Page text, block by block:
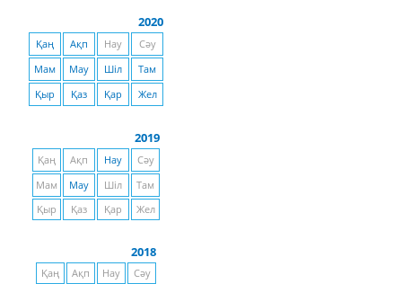
2020
Қаң Ақп Нау
Сәу
Мам
Мау Шіл
Там
Қыр
Қаз Қар Жел
2019
Қаң Ақп Нау
Сәу
Мам
Мау Шіл
Там
Қыр
Қаз Қар Жел
2018
Қаң Ақп Нау
Сәу